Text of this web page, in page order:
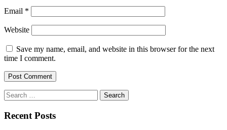
Email *
Website
Save my name, email, and website in this browser for the next
time I comment.
Search
for:
Recent Posts